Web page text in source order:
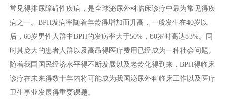
常见得排尿障碍性疾病，是全球泌尿外科临床诊疗中最为常见得疾
病之一。BPH发病率随着年龄得增加而升高，一般发生在40岁以
后，60岁男性人群中BPH的发病率大于50%，80岁时高达83%。同
时其庞大的患者人群以及高昂得医疗费用已经成为一种社会问题。
随着我国国民经济水平得不断发展以及老龄化得到来，BPH得临床
诊疗在未来得数十年内将可能成为我国泌尿外科临床工作以及医疗
卫生事业发展得重要课题。